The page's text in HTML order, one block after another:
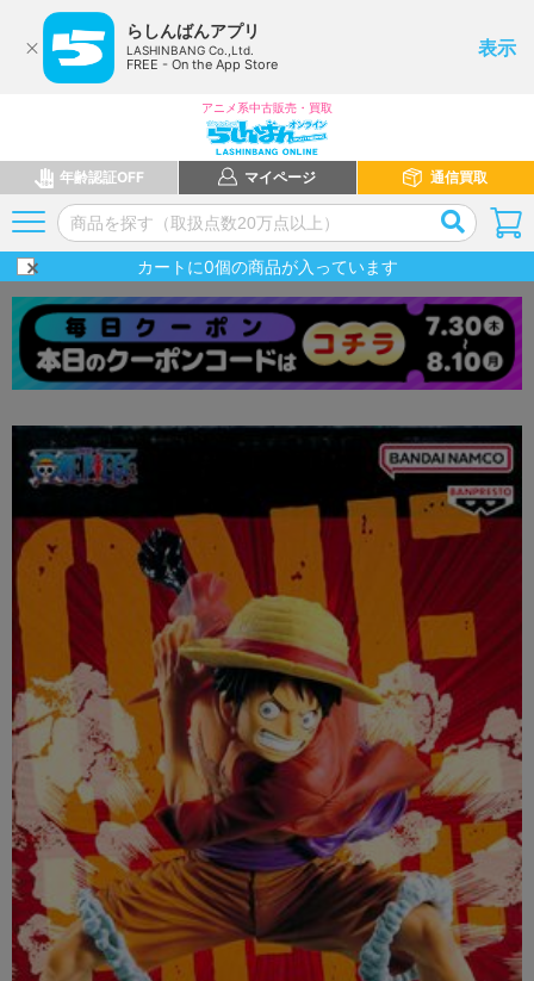
らしんばんアプリ
LASHINBANG Co.,Ltd.
FREE - On the App Store
表示
アニメ系中古販売・買取
年齢認証OFF マイページ 通信買取
カートに0個の商品が入っています